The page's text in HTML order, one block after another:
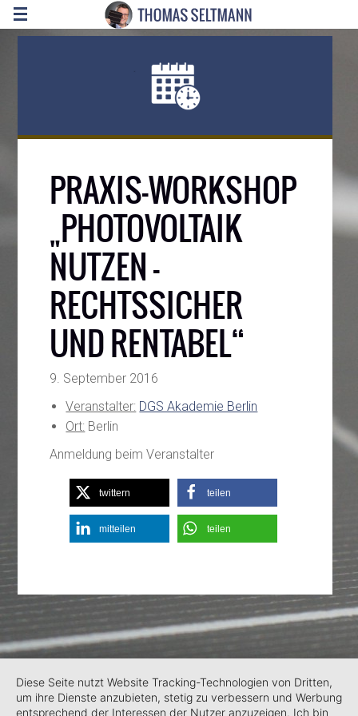
PRAXIS-WORKSHOP
„PHOTOVOLTAIK
NUTZEN –
RECHTSSICHER
UND RENTABEL“
9. September 2016
Veranstalter: DGS Akademie Berlin
Ort: Berlin
Anmeldung beim Veranstalter
twittern teilen
mitteilen teilen
Diese Seite nutzt Website Tracking-Technologien von Dritten,
um ihre Dienste anzubieten, stetig zu verbessern und Werbung
entsprechend der Interessen der Nutzer anzuzeigen. Ich bin